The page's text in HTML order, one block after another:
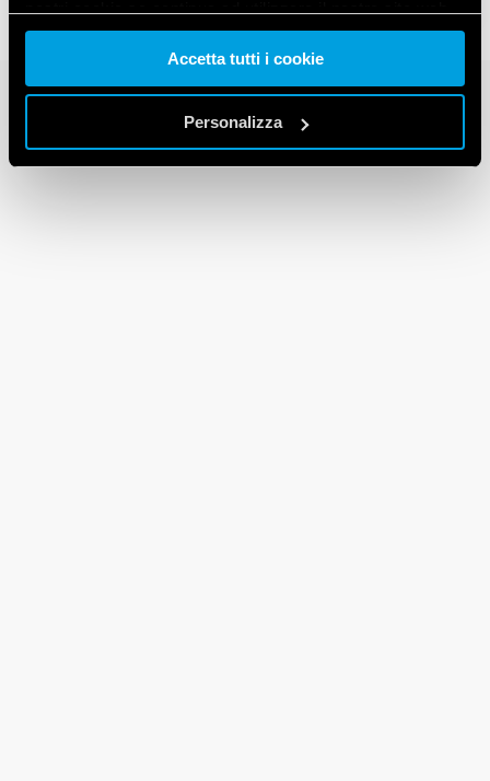
Vai alla Cookie Policy complet a
Accetta tutti i cookie
Personalizza